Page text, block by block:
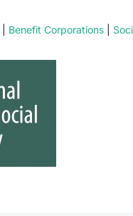
Benefit Corporations